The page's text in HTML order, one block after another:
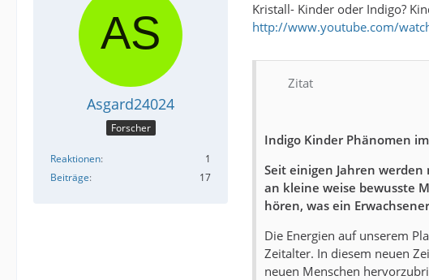
Asgard24024
Forscher
Reaktionen
1
Beiträge
17
Kristall- Kinder oder Indigo?
http://www.youtube.com/
Zitat
Indigo Kinder Phänomen
Seit einigen Jahren
an kleine weise bewusste
hören, was ein
Die Energien auf unserem
Zeitalter. In diesem neuen
neuen Menschen